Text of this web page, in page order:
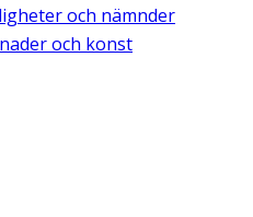
och nämnder
och konst